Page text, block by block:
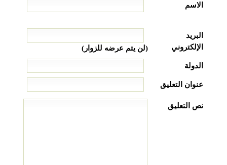
الاسم
البريد
الإلكتروني
(لن يتم عرضه للزوار)
الدولة
عنوان التعليق
نص التعليق